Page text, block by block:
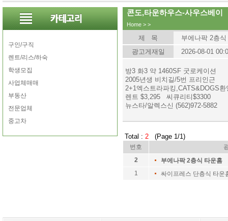
구인/구직
렌트/리스/하숙
학생모집
사업체매매
부동산
전문업체
중고차
콘도,타운하우스-사우스베이
Home > >
제 목
부에나팍 2층
광고게재일
2026-08-01
방3 화3 약 1460SF 굿로케이션
2005년생 비치길/5번 프리인근
2+1엑스트라파킹,CATS&DOGS환
렌트 $3,295 씨큐리티$3300
뉴스타/알렉스신 (562)972-5882
Total : 2 (Page 1/1)
번호
2
부에나팍 2층식 타운홈
1
싸이프레스 단층식 타운